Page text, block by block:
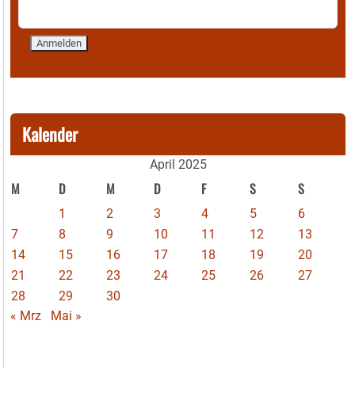
Kalender
April 2025
M D M D F S S
1 2 3 4 5
6
7
8 9 10 11 12
13
14
15 16 17 18 19
20
21
22 23 24 25 26
27
28
29
30
« Mrz
Mai »